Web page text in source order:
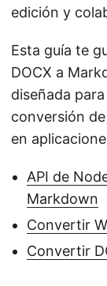
edición y
Esta guía te
DOCX a
diseñada
conversión
en
API de
Markdown
Convertir
Convertir